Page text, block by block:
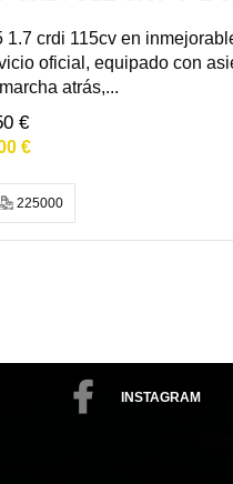
1.7 crdi 115cv en
oficial, equipado con
atrás,...
€
€
225000
INSTAGRAM